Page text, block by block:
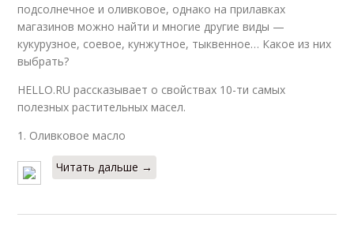
подсолнечное и оливковое, однако на прилавках
магазинов можно найти и многие другие виды —
кукурузное, соевое, кунжутное, тыквенное… Какое из них
выбрать?
HELLO.RU рассказывает о свойствах 10-ти самых
полезных растительных масел.
1. Оливковое масло
Читать дальше →